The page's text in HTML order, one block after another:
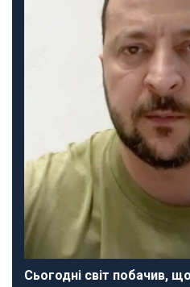
Сьогодні світ побачив, що